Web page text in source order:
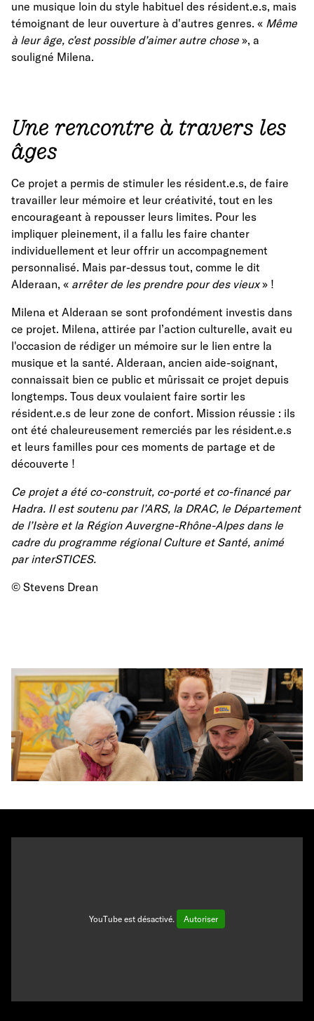
une musique loin du style habituel des résident.e.s, mais
témoignant de leur ouverture à d'autres genres. « Même
à leur âge, c’est possible d’aimer autre chose », a
souligné Milena.
Une rencontre à travers les
âges
Ce projet a permis de stimuler les résident.e.s, de faire
travailler leur mémoire et leur créativité, tout en les
encourageant à repousser leurs limites. Pour les
impliquer pleinement, il a fallu les faire chanter
individuellement et leur offrir un accompagnement
personnalisé. Mais par-dessus tout, comme le dit
Alderaan, « arrêter de les prendre pour des vieux» !
Milena et Alderaan se sont profondément investis dans
ce projet. Milena, attirée par l’action culturelle, avait eu
l'occasion de rédiger un mémoire sur le lien entre la
musique et la santé. Alderaan, ancien aide-soignant,
connaissait bien ce public et mûrissait ce projet depuis
longtemps. Tous deux voulaient faire sortir les
résident.e.s de leur zone de confort. Mission réussie : ils
ont été chaleureusement remerciés par les résident.e.s
et leurs familles pour ces moments de partage et de
découverte !
Ce projet a été co-construit, co-porté et co-financé par
Hadra. Il est soutenu par l’ARS, la DRAC, le Département
de l’Isère et la Région Auvergne-Rhône-Alpes dans le
cadre du programme régional Culture et Santé, animé
par interSTICES.
© Stevens Drean
YouTube est désactivé. Autoriser